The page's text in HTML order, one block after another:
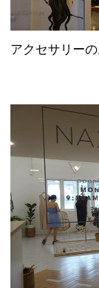
アクセサリー